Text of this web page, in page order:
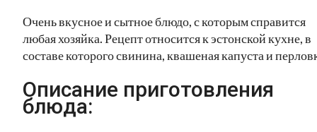
Очень вкусное и сытное блюдо, с которым справится
любая хозяйка. Рецепт относится к эстонской кухне, в
составе которого свинина, квашеная капуста и
Описание приготовления
блюда: